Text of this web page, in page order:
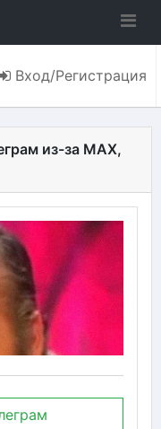
Вход/Регистрация
из-за MAX,